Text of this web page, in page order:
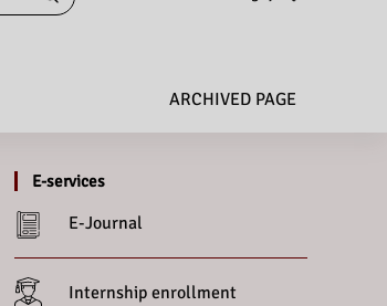
ARCHIVED PAGE
E-services
E-Journal
Internship enrollment